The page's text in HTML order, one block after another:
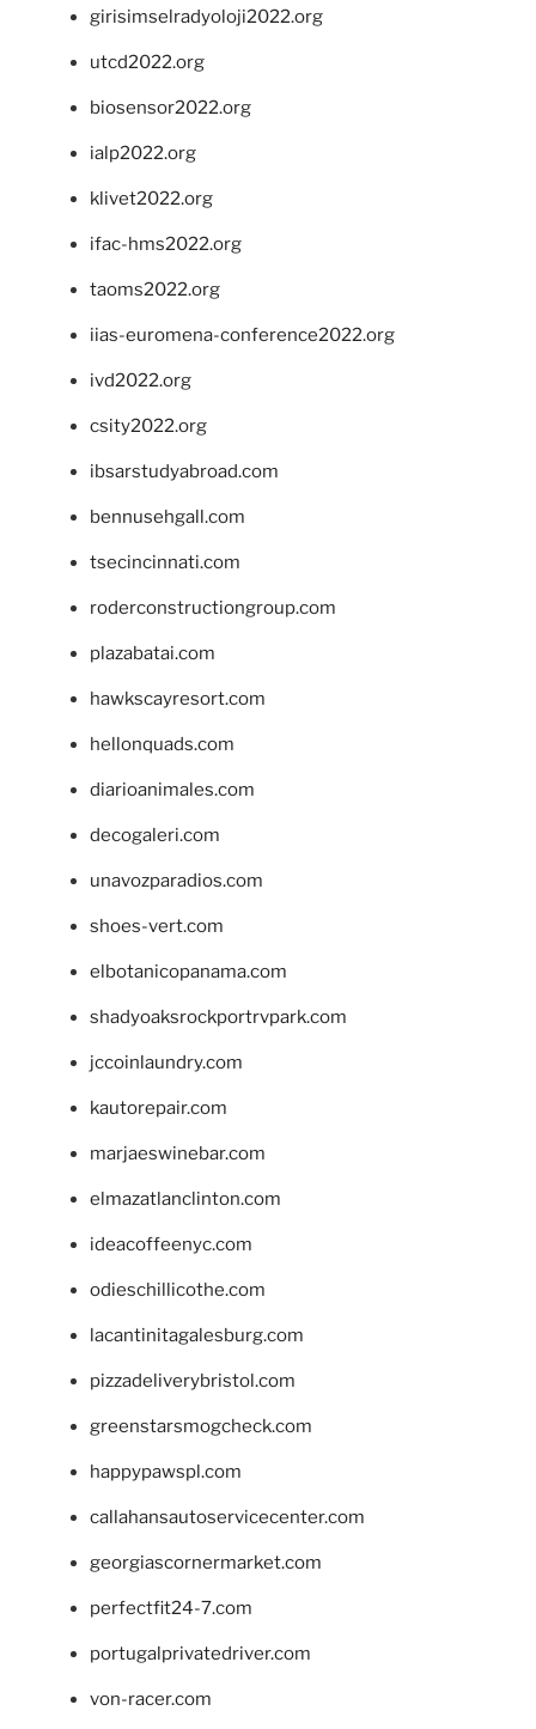
girisimselradyoloji2022.org
utcd2022.org
biosensor2022.org
ialp2022.org
klivet2022.org
ifac-hms2022.org
taoms2022.org
iias-euromena-conference2022.org
ivd2022.org
csity2022.org
ibsarstudyabroad.com
bennusehgall.com
tsecincinnati.com
roderconstructiongroup.com
plazabatai.com
hawkscayresort.com
hellonquads.com
diarioanimales.com
decogaleri.com
unavozparadios.com
shoes-vert.com
elbotanicopanama.com
shadyoaksrockportrvpark.com
jccoinlaundry.com
kautorepair.com
marjaeswinebar.com
elmazatlanclinton.com
ideacoffeenyc.com
odieschillicothe.com
lacantinitagalesburg.com
pizzadeliverybristol.com
greenstarsmogcheck.com
happypawspl.com
callahansautoservicecenter.com
georgiascornermarket.com
perfectfit24-7.com
portugalprivatedriver.com
von-racer.com